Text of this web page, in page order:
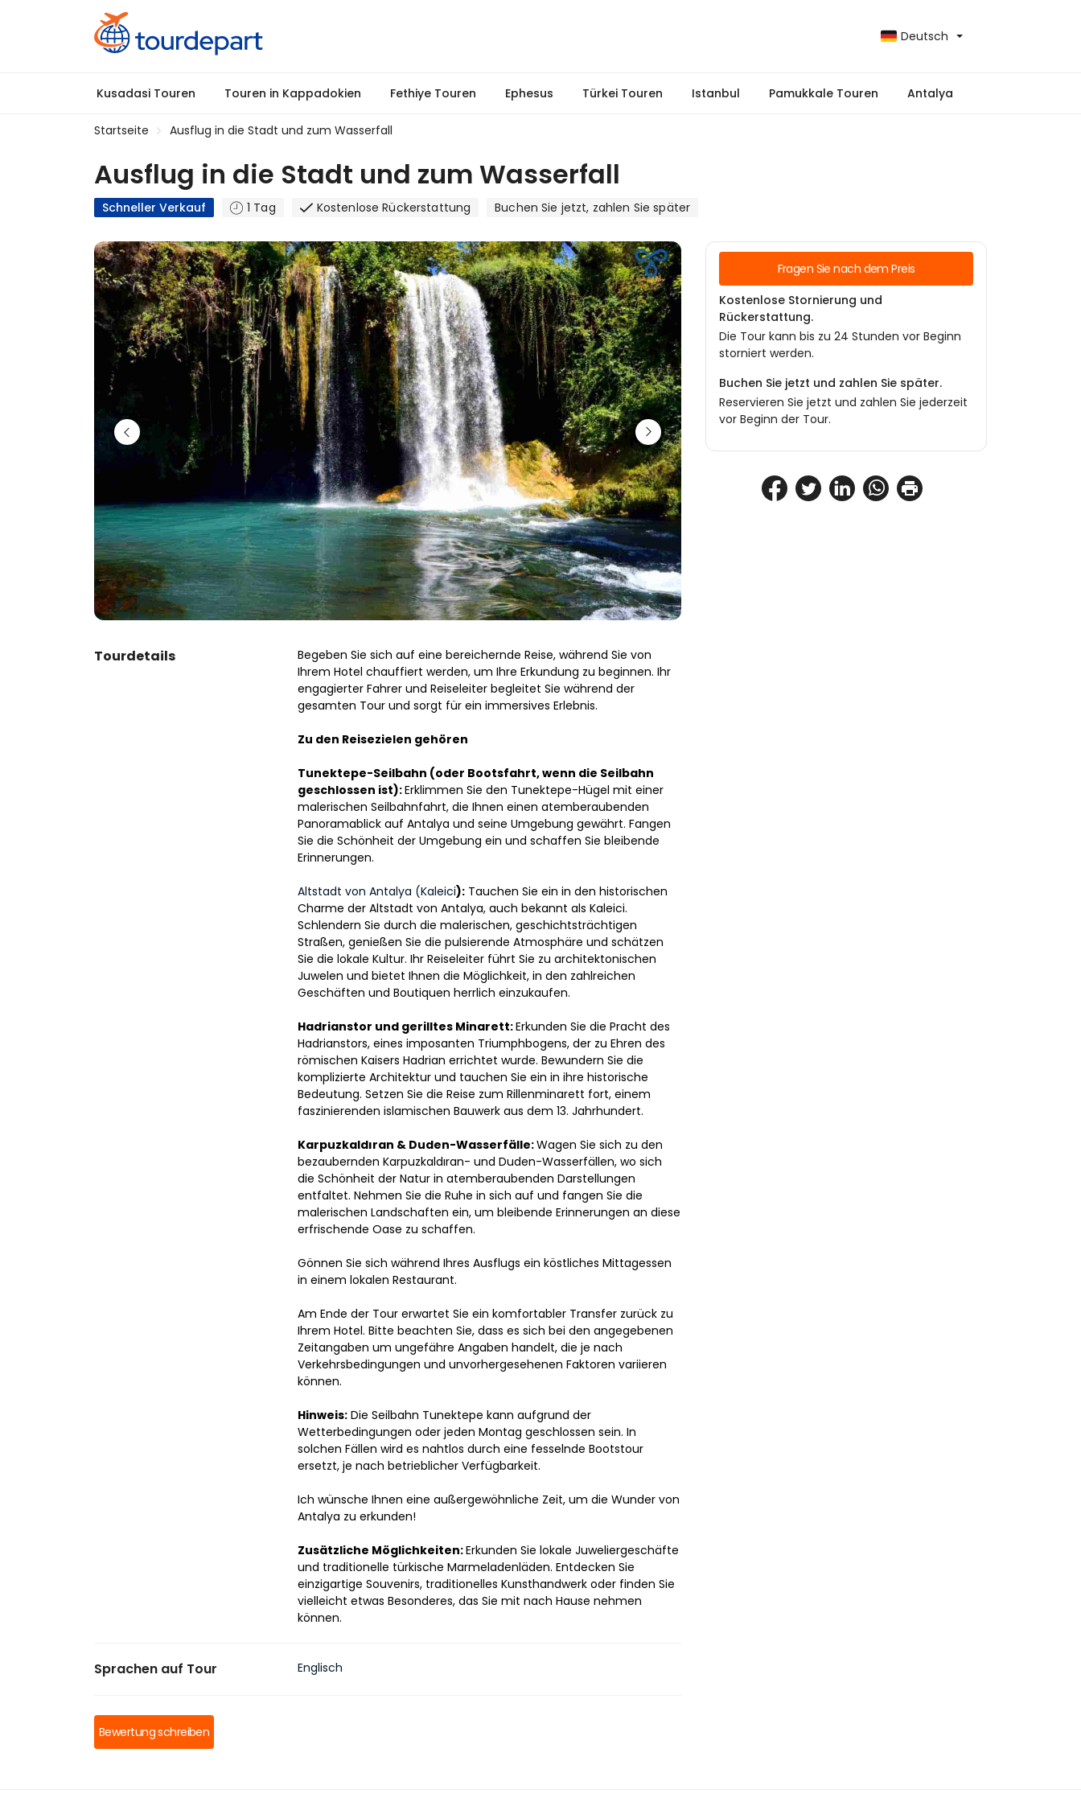
Deutsch
Kusadasi Touren Touren in Kappadokien Fethiye Touren Ephesus Türkei Touren Istanbul Pamukkale Touren Antalya
Startseite Ausflug in die Stadt und zum Wasserfall
Ausflug in die Stadt und zum Wasserfall
Schneller Verkauf 1 Tag Kostenlose Rückerstattung Buchen Sie jetzt, zahlen Sie später
Tourdetails
Begeben Sie sich auf eine bereichernde Reise, während Sie von
Ihrem Hotel chauffiert werden, um Ihre Erkundung zu beginnen. Ihr
engagierter Fahrer und Reiseleiter begleitet Sie während der
gesamten Tour und sorgt für ein immersives Erlebnis.
Zu den Reisezielen gehören
Tunektepe-Seilbahn (oder Bootsfahrt, wenn die Seilbahn
geschlossen ist): Erklimmen Sie den Tunektepe-Hügel mit einer
malerischen Seilbahnfahrt, die Ihnen einen atemberaubenden
Panoramablick auf Antalya und seine Umgebung gewährt. Fangen
Sie die Schönheit der Umgebung ein und schaffen Sie bleibende
Erinnerungen.
Altstadt von Antalya (Kaleici): Tauchen Sie ein in den historischen
Charme der Altstadt von Antalya, auch bekannt als Kaleici.
Schlendern Sie durch die malerischen, geschichtsträchtigen
Straßen, genießen Sie die pulsierende Atmosphäre und schätzen
Sie die lokale Kultur. Ihr Reiseleiter führt Sie zu architektonischen
Juwelen und bietet Ihnen die Möglichkeit, in den zahlreichen
Geschäften und Boutiquen herrlich einzukaufen.
Hadrianstor und gerilltes Minarett: Erkunden Sie die Pracht des
Hadrianstors, eines imposanten Triumphbogens, der zu Ehren des
römischen Kaisers Hadrian errichtet wurde. Bewundern Sie die
komplizierte Architektur und tauchen Sie ein in ihre historische
Bedeutung. Setzen Sie die Reise zum Rillenminarett fort, einem
faszinierenden islamischen Bauwerk aus dem 13. Jahrhundert.
Karpuzkaldıran & Duden-Wasserfälle: Wagen Sie sich zu den
bezaubernden Karpuzkaldıran- und Duden-Wasserfällen, wo sich
die Schönheit der Natur in atemberaubenden Darstellungen
entfaltet. Nehmen Sie die Ruhe in sich auf und fangen Sie die
malerischen Landschaften ein, um bleibende Erinnerungen an diese
erfrischende Oase zu schaffen.
Gönnen Sie sich während Ihres Ausflugs ein köstliches Mittagessen
in einem lokalen Restaurant.
Am Ende der Tour erwartet Sie ein komfortabler Transfer zurück zu
Ihrem Hotel. Bitte beachten Sie, dass es sich bei den angegebenen
Zeitangaben um ungefähre Angaben handelt, die je nach
Verkehrsbedingungen und unvorhergesehenen Faktoren variieren
können.
Hinweis: Die Seilbahn Tunektepe kann aufgrund der
Wetterbedingungen oder jeden Montag geschlossen sein. In
solchen Fällen wird es nahtlos durch eine fesselnde Bootstour
ersetzt, je nach betrieblicher Verfügbarkeit.
Ich wünsche Ihnen eine außergewöhnliche Zeit, um die Wunder von
Antalya zu erkunden!
Zusätzliche Möglichkeiten: Erkunden Sie lokale Juweliergeschäfte
und traditionelle türkische Marmeladenläden. Entdecken Sie
einzigartige Souvenirs, traditionelles Kunsthandwerk oder finden Sie
vielleicht etwas Besonderes, das Sie mit nach Hause nehmen
können.
Sprachen auf Tour Englisch
Bewertung schreiben
Fragen Sie nach dem Preis
Kostenlose Stornierung und
Rückerstattung.
Die Tour kann bis zu 24 Stunden vor Beginn
storniert werden.
Buchen Sie jetzt und zahlen Sie später.
Reservieren Sie jetzt und zahlen Sie jederzeit
vor Beginn der Tour.